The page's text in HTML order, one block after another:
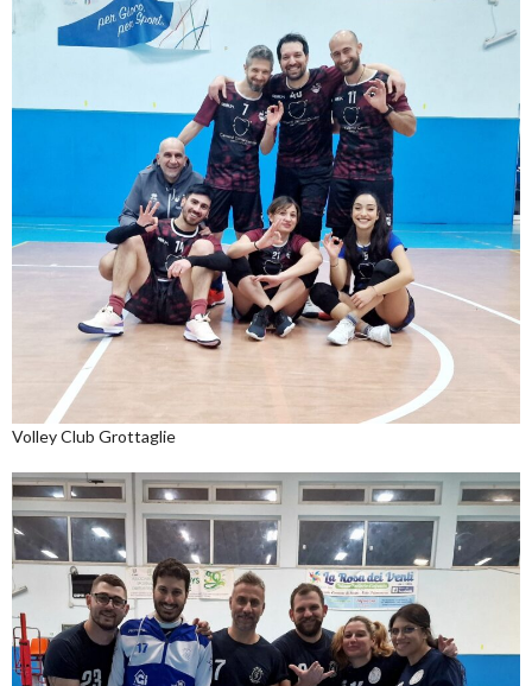
Volley Club Grottaglie